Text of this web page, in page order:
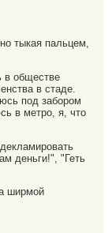
тыкая пальцем,
в обществе
в стаде.
под забором
в метро, я, что
деньги!", "Геть
ширмой